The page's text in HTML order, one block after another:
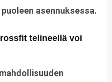
asennuksessa.
telineellä voi